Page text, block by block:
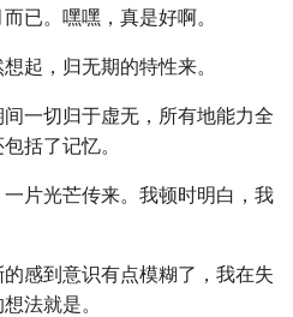
已。嘿嘿，真是好啊。
起，归无期的特性来。
一切归于虚无，所有地能力全
括了记忆。
片光芒传来。我顿时明白，我
感到意识有点模糊了，我在失
法就是。